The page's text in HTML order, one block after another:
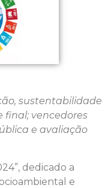
sustentabilidade
final; vencedores
e avaliação
dedicado a
e